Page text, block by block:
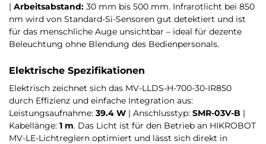
| Arbeitsabstand: 30 mm bis 500 mm. Infrarotlicht bei 850
nm wird von Standard-Si-Sensoren gut detektiert und ist
für das menschliche Auge unsichtbar – ideal für dezente
Beleuchtung ohne Blendung des Bedienpersonals.
Elektrische Spezifikationen
Elektrisch zeichnet sich das MV-LLDS-H-700-30-IR850
durch Effizienz und einfache Integration aus:
Leistungsaufnahme: 39.4 W | Anschlusstyp: SMR-03V-B |
Kabellänge: 1 m. Das Licht ist für den Betrieb an HIKROBOT
MV-LE-Lichtreglern optimiert und lässt sich direkt in